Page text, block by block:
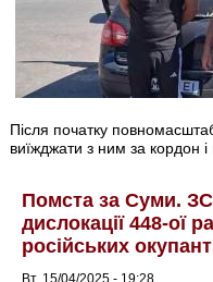
Після початку
виїжджати з ним за кордон і
Помста за Суми.
дислокації 448-ої
російських